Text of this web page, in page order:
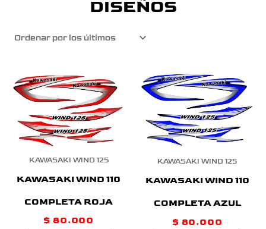
DISEÑOS
KAWASAKI WIND 125
KAWASAKI WIND 110
COMPLETA ROJA
$ 80.000
KAWASAKI WIND 125
KAWASAKI WIND 110
COMPLETA AZUL
$ 80.000